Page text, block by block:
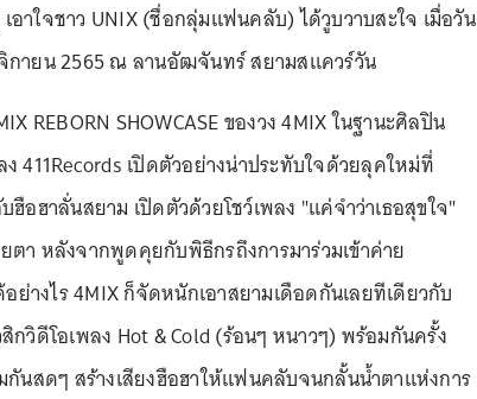
อาใจชาว UNIX (ชื่อกลุ่มแฟนคลับ) ได้วูบวาบสะใจ เมื่อวัน
ายน 2565 ณ ลานอัฒจันทร์ สยามสแควร์วัน
REBORN SHOWCASE ของวง 4MIX ในฐานะศิลปิน
411Records เปิดตัวอย่างน่าประทับใจด้วยลุคใหม่ที่
ฮือฮาลั่นสยาม เปิดตัวด้วยโชว์เพลง "แค่จำว่าเธอสุขใจ"
า หลังจากพูดคุยกับพิธีกรถึงการมาร่วมเข้าค่าย
อย่างไร 4MIX ก็จัดหนักเอาสยามเดือดกันเลยทีเดียวกับ
กวิดีโอเพลง Hot & Cold (ร้อนๆ หนาวๆ) พร้อมกันครั้ง
กันสดๆ สร้างเสียงฮือฮาให้แฟนคลับจนกลั้นน้ำตาแห่งการ